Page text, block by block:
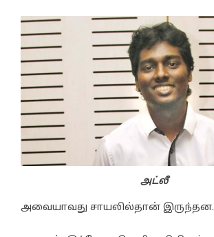
அட்லீ
அவையாவது சாயலில்தான் இருந்தன.